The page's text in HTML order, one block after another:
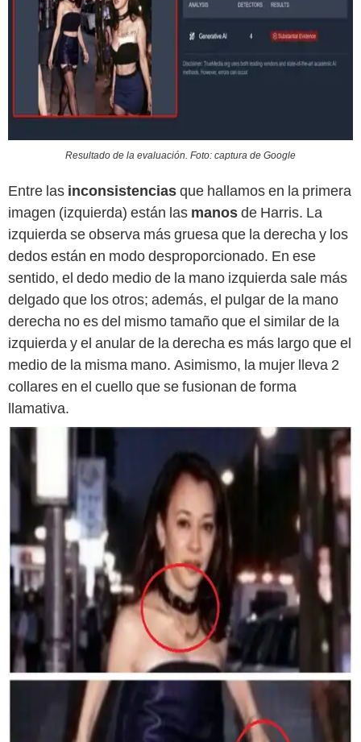
Resultado de la evaluación. Foto: captura de Google
Entre las inconsistenciasque hallamos en la primera
imagen (izquierda) están las manosde Harris. La
izquierda se observa más gruesa que la derecha y los
dedos están en modo desproporcionado. En ese
sentido, el dedo medio de la mano izquierda sale más
delgado que los otros; además, el pulgar de la mano
derecha no es del mismo tamaño que el similar de la
izquierda y el anular de la derecha es más largo que el
medio de la misma mano. Asimismo, la mujer lleva 2
collares en el cuello que se fusionan de forma
llamativa.